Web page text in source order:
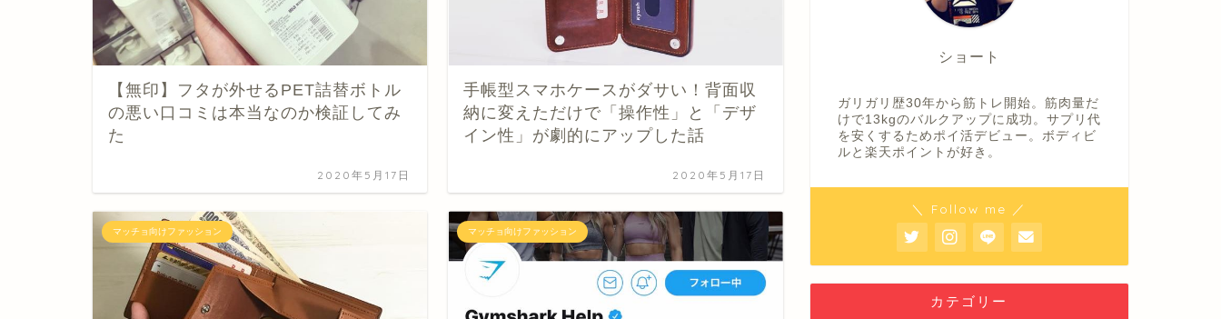
【無印】フタが外せるPET詰替ボトル
の悪い口コミは本当なのか検証してみ
た
2020年5月17日
手帳型スマホケースがダサい！背面収
納に変えただけで「操作性」と「デザ
イン性」が劇的にアップした話
2020年5月17日
マッチョ向けファッション マッチョ向けファッション
ショート
ガリガリ歴30年から筋トレ開始。筋肉量だ
けで13kgのバルクアップに成功。サプリ代
を安くするためポイ活デビュー。ボディビ
ルと楽天ポイントが好き。
＼ Follow me ／
カテゴリー